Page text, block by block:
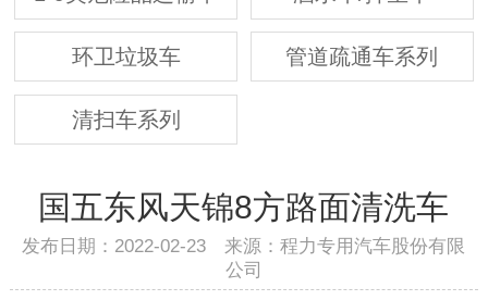
环卫垃圾车 管道疏通车系列
清扫车系列
国五东风天锦8方路面清洗车
发布日期：2022-02-23 来源：程力专用汽车股份有限
公司